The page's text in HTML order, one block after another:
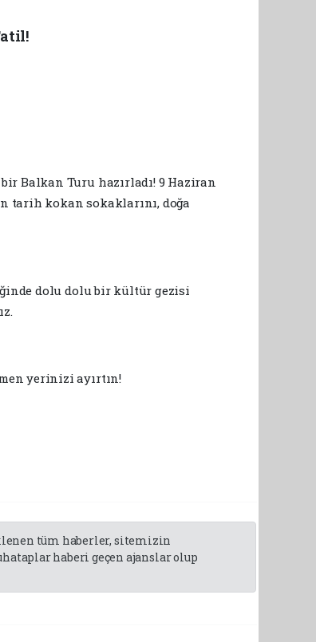
Balkan Turu hazırladı! 9 Haziran
tarih kokan sokaklarını, doğa
dolu dolu bir kültür gezisi
yerinizi ayırtın!
tüm haberler, sitemizin
haberi geçen ajanslar olup